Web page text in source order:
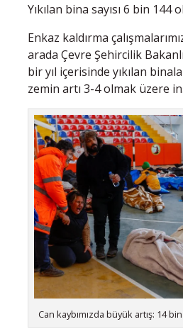
Yıkılan bina sayısı 6 bin
Enkaz kaldırma
arada Çevre Şehircilik
bir yıl içerisinde yıkılan
zemin artı 3-4 olmak üzere
Can kaybımızda büyük artış: 14